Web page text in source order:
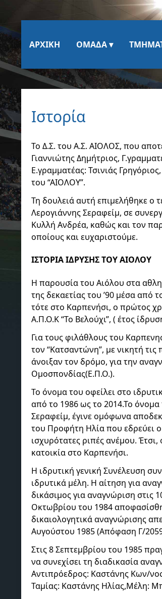
ΑΡΧΙΚΉ ΟΜΆΔΑ
Ιστορία
Το Δ.Σ. του Α.Σ. ΑΙΟΛΟΣ, που
Γιαννιώτης Δημήτριος,
Ε.γραμματέας: Τσινιάς
του “ΑΙΟΛΟΥ”.
Τη δουλειά αυτή επιμελήθηκε ο
Λερογιάννης Σεραφείμ, σε
Κυλλή Ανδρέα, καθώς και τον
οποίους και ευχαριστούμε.
ΙΣΤΟΡΙΑ ΙΔΡΥΣΗΣ ΤΟΥ ΑΙΟΛΟΥ
Η παρουσία του Αιόλου στα
της δεκαετίας του ’90 μέσα
τότε στο Καρπενήσι, ο πρώτος
Α.Π.Ο.Κ “Το Βελούχι”, ( έτος
Για τους φιλάθλους του
τον “Κατσαντώνη”, με νικητή
άνοιξαν τον δρόμο, για την
Ομοσπονδίας(Ε.Π.Ο.).
Το όνομα του οφείλει στο
από το 1986 ως το 2014.Το όνομα
Σεραφείμ, έγινε ομόφωνα
του Προφήτη Ηλία που εδρεύει ο
ισχυρότατες ριπές ανέμου.
κατοικία στο Καρπενήσι.
Η ιδρυτική γενική Συνέλευση
ιδρυτικά μέλη. Η αίτηση για
δικάσιμος για αναγνώριση
Οκτωβρίου του 1984
δικαιολογητικά αναγνώρισης
Αυγούστου 1985 (Απόφαση Γ/
Στις 8 Σεπτεμβρίου του 1985
να συνεχίσει τη διαδικασία
Αντιπρόεδρος: Καστάνης Κων/
Ταμίας: Καστάνης Ηλίας,Μέλη: